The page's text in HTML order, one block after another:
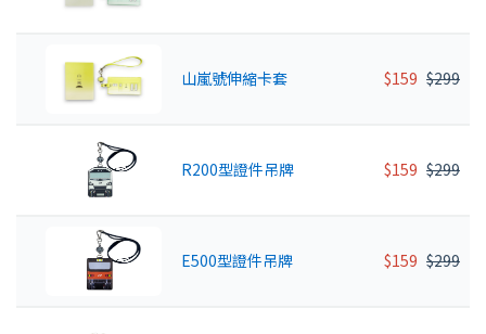
山嵐號伸縮卡套 $159 $299
R200型證件吊牌 $159 $299
E500型證件吊牌 $159 $299